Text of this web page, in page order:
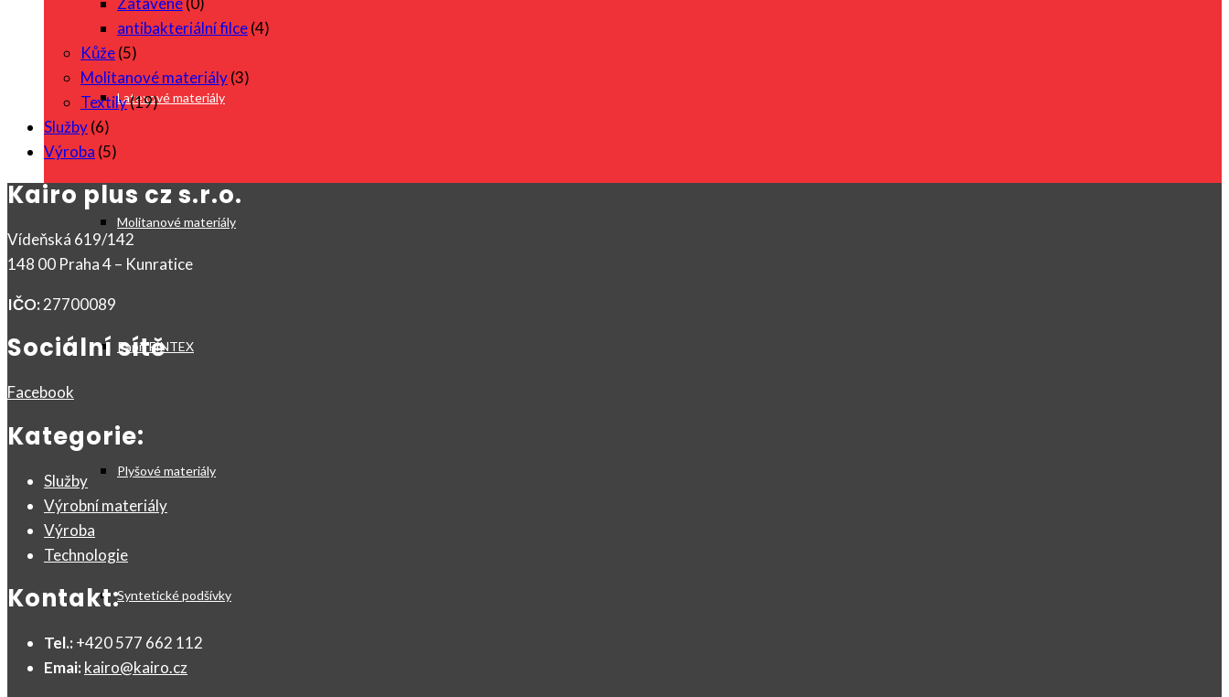
Latexové materiály
Molitanové materiály
Papír FINTEX
Plyšové materiály
Syntetické podšívky
antibakteriální filce(4)
Kůže(5)
Molitanové materiály(3)
Textily(19)
Služby(6)
Výroba (5)
Kairo plus cz s.r.o.
Vídeňská 619/142
148 00 Praha 4 – Kunratice
IČO: 27700089
Sociální sítě
Facebook
Kategorie:
Služby
Výrobní materiály
Výroba
Technologie
Kontakt:
Tel.: +420 577 662 112
Emai: kairo@kairo.cz